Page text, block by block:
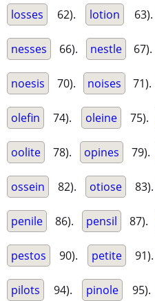
losses 62). lotion 63).
nesses 66). nestle 67).
noesis 70). noises 71).
olefin 74). oleine 75).
oolite 78). opines 79).
ossein 82). otiose 83).
penile 86). pensil 87).
pestos 90). petite 91).
pilots 94). pinole 95).